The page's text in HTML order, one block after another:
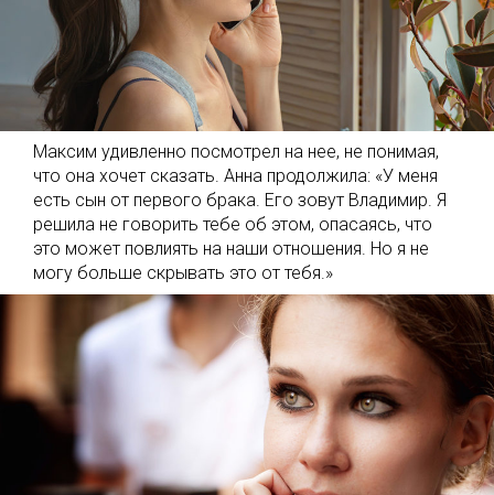
Максим удивленно посмотрел на нее, не понимая,
что она хочет сказать. Анна продолжила: «У меня
есть сын от первого брака. Его зовут Владимир. Я
решила не говорить тебе об этом, опасаясь, что
это может повлиять на наши отношения. Но я не
могу больше скрывать это от тебя.»